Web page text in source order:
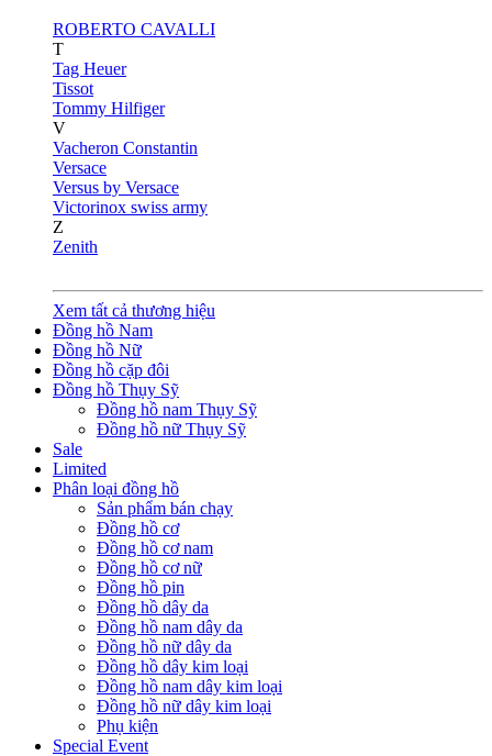
ROBERTO CAVALLI
T
Tag Heuer
Tissot
Tommy Hilfiger
V
Vacheron Constantin
Versace
Versus by Versace
Victorinox swiss army
Z
Zenith
Xem tất cả thương hiệu
Đồng hồ Nam
Đồng hồ Nữ
Đồng hồ cặp đôi
Đồng hồ Thụy Sỹ
Đồng hồ nam Thụy Sỹ
Đồng hồ nữ Thụy Sỹ
Sale
Limited
Phân loại đồng hồ
Sản phẩm bán chạy
Đồng hồ cơ
Đồng hồ cơ nam
Đồng hồ cơ nữ
Đồng hồ pin
Đồng hồ dây da
Đồng hồ nam dây da
Đồng hồ nữ dây da
Đồng hồ dây kim loại
Đồng hồ nam dây kim loại
Đồng hồ nữ dây kim loại
Phụ kiện
Special Event